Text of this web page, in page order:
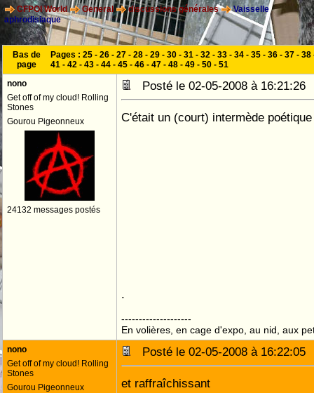
CFPOI World General discussions générales
Vaisselle
aphrodisiaque
Bas de
page
Pages : 25 - 26 - 27 - 28 - 29 - 30 - 31 - 32 - 33 - 34 - 35 - 36 - 37 - 38
41 - 42 - 43 - 44 - 45 - 46 - 47 - 48 - 49 - 50 - 51
nono
Get off of my cloud! Rolling
Stones
Gourou Pigeonneux
24132 messages postés
Posté le 02-05-2008 à
C'était un (court) intermède poétique
.
--------------------
En volières, en cage d'expo, au nid, aux
nono
Get off of my cloud! Rolling
Stones
Gourou Pigeonneux
Posté le 02-05-2008 à
et raffraîchissant